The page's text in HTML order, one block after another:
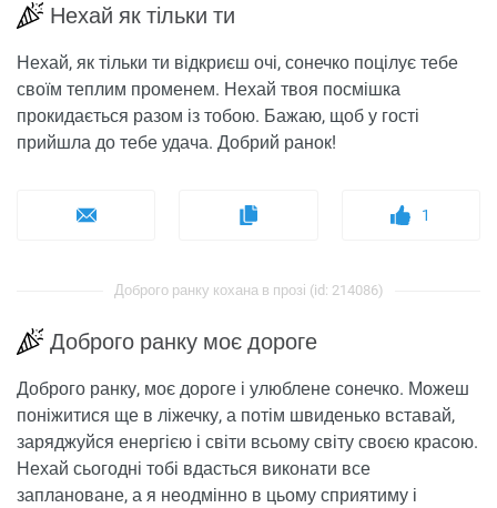
Нехай як тільки ти
Нехай, як тільки ти відкриєш очі, сонечко поцілує тебе
своїм теплим променем. Нехай твоя посмішка
прокидається разом із тобою. Бажаю, щоб у гості
прийшла до тебе удача. Добрий ранок!
1
Доброго ранку кохана в прозі (id: 214086)
Доброго ранку моє дороге
Доброго ранку, моє дороге і улюблене сонечко. Можеш
поніжитися ще в ліжечку, а потім швиденько вставай,
заряджуйся енергією і світи всьому світу своєю красою.
Нехай сьогодні тобі вдасться виконати все
заплановане, а я неодмінно в цьому сприятиму і